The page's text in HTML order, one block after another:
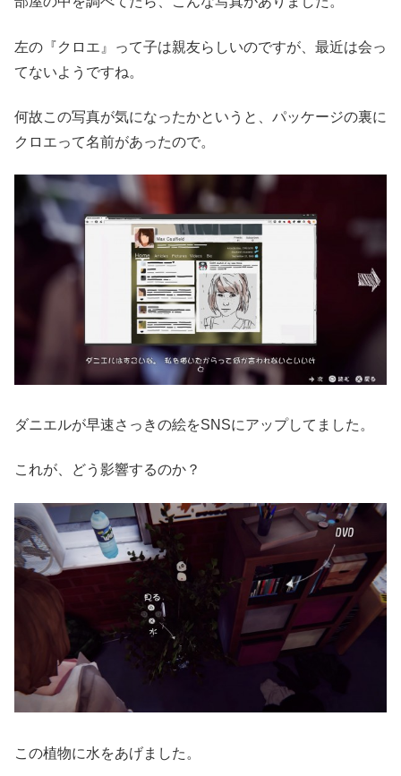
左の『クロエ』って子は親友らしいのですが、最近は会っ
てないようですね。
何故この写真が気になったかというと、パッケージの裏に
クロエって名前があったので。
ダニエルが早速さっきの絵をSNSにアップしてました。
これが、どう影響するのか？
この植物に水をあげました。